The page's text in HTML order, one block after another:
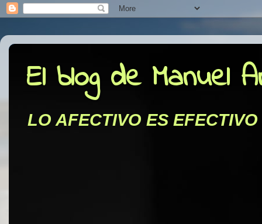
El blog de Manuel
LO AFECTIVO ES EFECTIVO